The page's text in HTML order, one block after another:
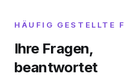
HÄUFIG GESTELLTE
Ihre Fragen,
beantwortet